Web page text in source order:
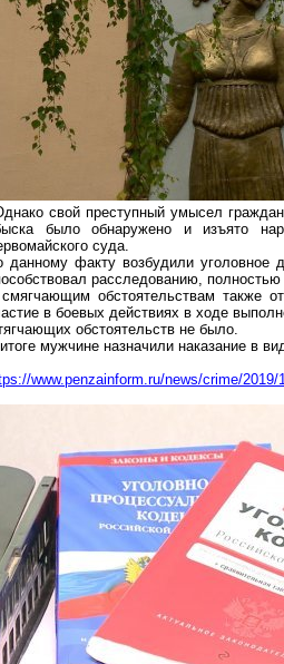
свой преступный умысел
было обнаружено и изъято
суда.
данному факту возбудили уголовное
расследованию,
обстоятельствам также
в боевых действиях в ходе
обстоятельств не было.
мужчине назначили наказание в
www.penzainform.ru/news/crime/